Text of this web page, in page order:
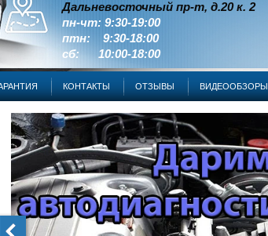
Дальневосточный пр-т, д.20 к. 2
пн-чт: 9:30-19:00
птн: 9:30-18:00
сб: 10:00-18:00
КОНТАКТЫ ОТЗЫВЫ ВИДЕООБЗОРЫ